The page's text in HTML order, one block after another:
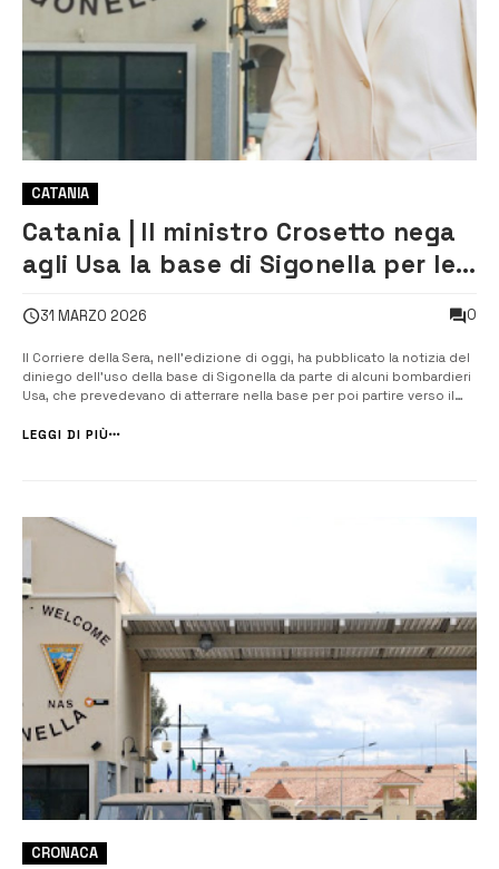
CATANIA
Catania | Il ministro Crosetto nega
agli Usa la base di Sigonella per le
31 MARZO 2026 0
Il Corriere della Sera, nell’edizione di oggi, ha pubblicato la notizia del
diniego dell’uso della base di Sigonella da parte di alcuni bombardieri
Usa, che prevedevano di atterrare nella base per poi partire verso il
divieto, qualche giorno fa, perché mancava la consultazio...
LEGGI DI PIÙ
CRONACA